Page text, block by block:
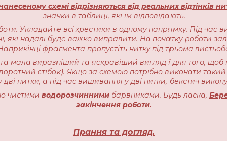
схемі відрізняються від реальних відтінків
значки в таблиці, які їм відповідають.
Укладайте всі хрестики в одному напрямку. Під час
які надалі буде важко виправити. На початку роботи
фрагмента пропустіть нитку під трьома
мала виразніший та яскравіший вигляд і для того, щоб
стібок). Якщо за схемою потрібно виконати
дві нитки, а під час вишивання у дві нитки, бекстич
чистими водорозчинними барвниками. Будь ласка,
закінчення роботи.
Прання та догляд.